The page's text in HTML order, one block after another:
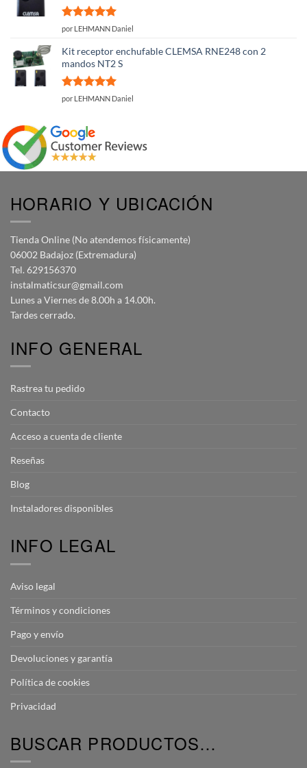
Valorado
por LEHMANN Daniel
Kit receptor enchufable CLEMSA RNE248 con 2
mandos NT2 S
Valorado
por LEHMANN Daniel
HORARIO Y UBICACIÓN
Tienda Online (No atendemos físicamente)
06002 Badajoz (Extremadura)
Tel. 629156370
instalmaticsur@gmail.com
Lunes a Viernes de 8.00h a 14.00h.
Tardes cerrado.
INFO GENERAL
Rastrea tu pedido
Contacto
Acceso a cuenta de cliente
Reseñas
Blog
Instaladores disponibles
INFO LEGAL
Aviso legal
Términos y condiciones
Pago y envío
Devoluciones y garantía
Política de cookies
Privacidad
BUSCAR PRODUCTOS…